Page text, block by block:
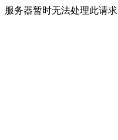
服务器暂时无法处理此请求